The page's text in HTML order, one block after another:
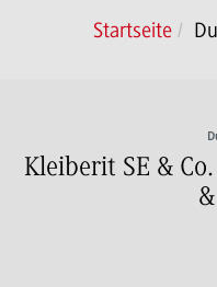
Startseite
Kleiberit SE &